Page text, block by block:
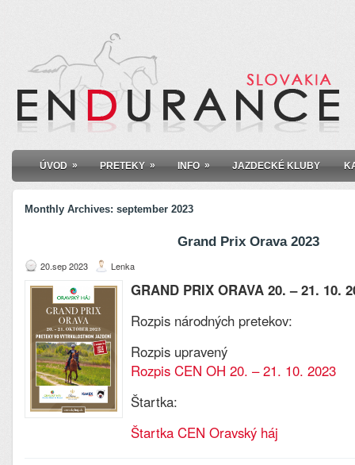
ÚVOD » PRETEKY » INFO » JAZDECKÉ KLUBY
Monthly Archives: september 2023
Grand Prix Orava 2023
20.sep 2023 Lenka
GRAND PRIX ORAVA 20. – 21. 10.
Rozpis národných pretekov:
Rozpis upravený
Rozpis CEN OH 20. – 21. 10. 2023
Štartka:
Štartka CEN Oravský háj